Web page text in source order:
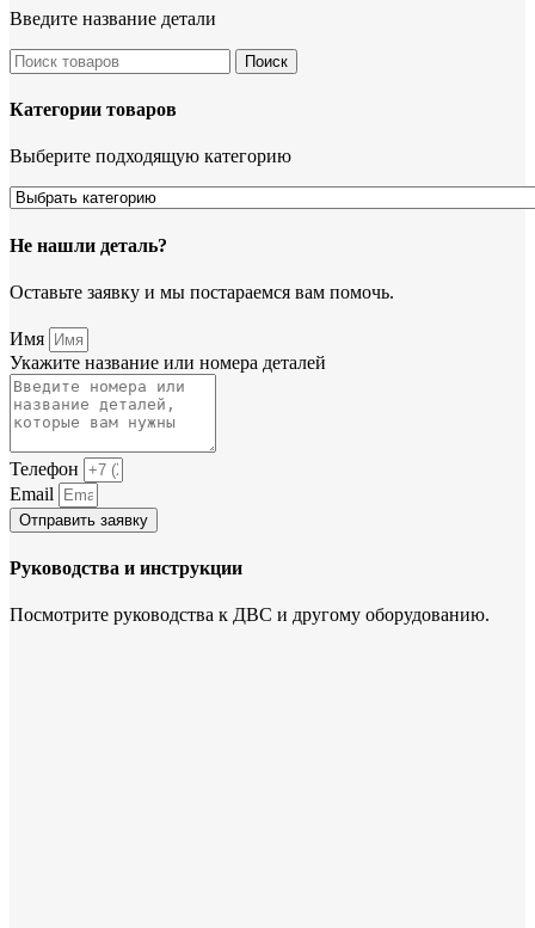
Введите название детали
Поиск
Категории товаров
Выберите подходящую категорию
Не нашли деталь?
Оставьте заявку и мы постараемся вам помочь.
Имя
Укажите название или номера деталей
Телефон
Email
Отправить заявку
Руководства и инструкции
Посмотрите руководства к ДВС и другому оборудованию.